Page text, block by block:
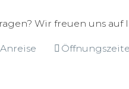
Wir freuen uns
Anreise